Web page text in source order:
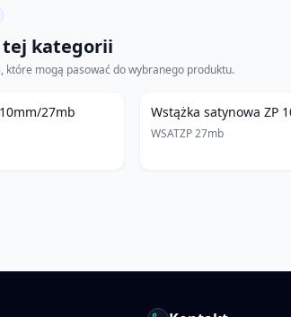
kategorii
które mogą pasować do wybranego produktu.
27mb
Wstążka satynowa ZP
WSATZP 27mb